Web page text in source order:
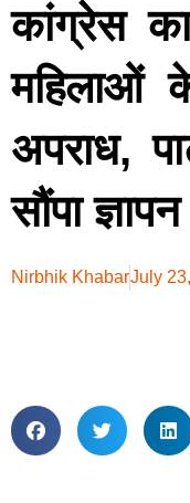
कांग्रेस
महिलाओं
अपराध,
सौंपा ज्ञापन
Nirbhik KhabarJuly